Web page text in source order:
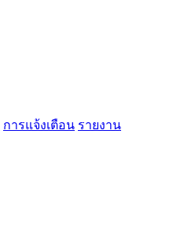
การแจ้งเตือน รายงาน